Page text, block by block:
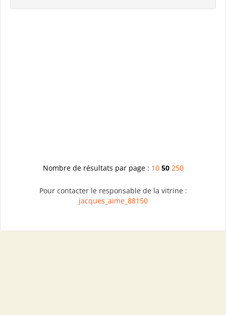
Nombre de résultats par page : 10 50 250
Pour contacter le responsable de la vitrine :
jacques_aime_88150